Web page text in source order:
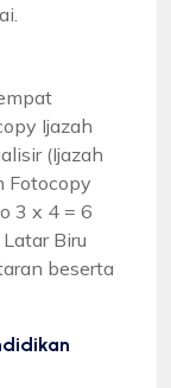
Ijazah
(Ijazah
Fotocopy
3 x 4 = 6
Biru
beserta